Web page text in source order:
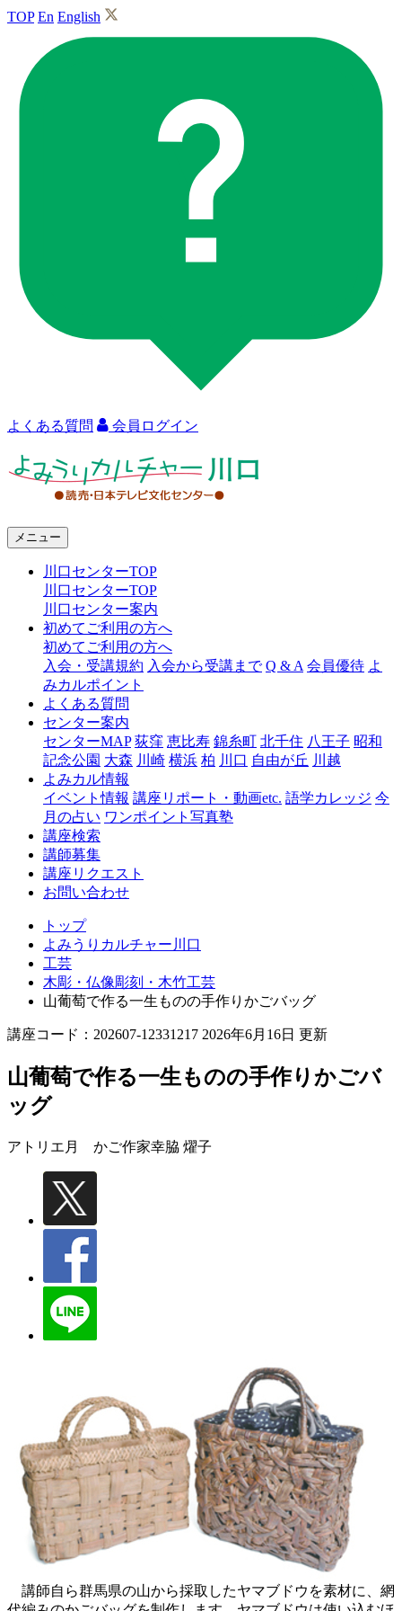
TOP En English
よくある質問 会員ログイン
ャ
口
メニュー
川口センターTOP
川口センターTOP
川口センター案内
初めてご利用の方へ
初めてご利用の方へ
入会・受講規約 入会から受講まで Q & A 会員優待 よ
みカルポイント
よくある質問
センター案内
センターMAP 荻窪 恵比寿 錦糸町 北千住 八王子 昭和
記念公園 大森 川崎 横浜 柏 川口 自由が丘 川越
よみカル情報
イベント情報 講座リポート・動画etc. 語学カレッジ 今
月の占い ワンポイント写真塾
講座検索
講師募集
講座リクエスト
お問い合わせ
トップ
よみうりカルチャー川口
工芸
木彫・仏像彫刻・木竹工芸
山葡萄で作る一生ものの手作りかごバッグ
講座コード：202607-12331217 2026年6月16日 更新
山葡萄で作る一生ものの手作りかごバ
ッグ
アトリエ月 かご作家幸脇 燿子
講師自ら群馬県の山から採取したヤマブドウを素材に、網